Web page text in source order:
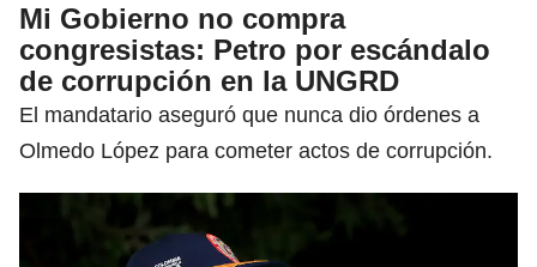
Mi Gobierno no compra
congresistas: Petro por escándalo
de corrupción en la UNGRD
El mandatario aseguró que nunca dio órdenes a
Olmedo López para cometer actos de corrupción.